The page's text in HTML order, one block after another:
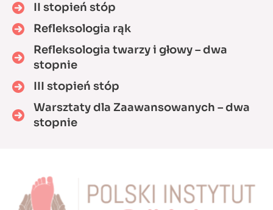
II stopień stóp
Refleksologia rąk
Refleksologia twarzy i głowy – dwa
stopnie
III stopień stóp
Warsztaty dla Zaawansowanych – dwa
stopnie